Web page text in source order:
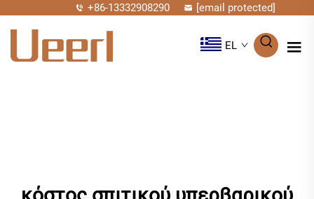
+86-13332908290 [email protected]
EL